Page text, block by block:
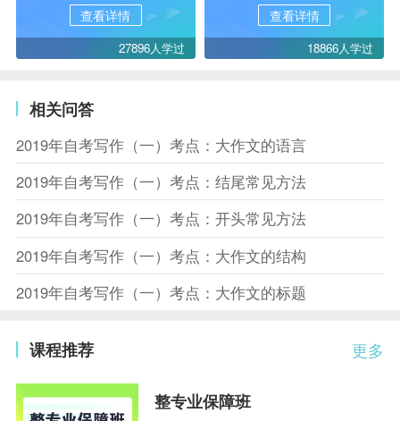
查看详情
27896人学过
查看详情
18866人学过
相关问答
2019年自考写作（一）考点：大作文的语言
2019年自考写作（一）考点：结尾常见方法
2019年自考写作（一）考点：开头常见方法
2019年自考写作（一）考点：大作文的结构
2019年自考写作（一）考点：大作文的标题
更多
课程推荐
整专业保障班